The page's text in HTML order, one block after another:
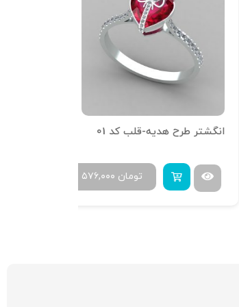
انگشتر طرح هدیه-قلب کد 01
۵۷۶,۰۰۰تومان